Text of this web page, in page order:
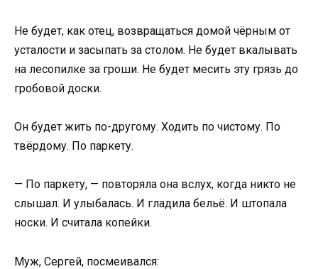
Не будет, как отец, возвращаться домой чёрным от
усталости и засыпать за столом. Не будет вкалывать
на лесопилке за гроши. Не будет месить эту грязь до
гробовой доски.
Он будет жить по-другому. Ходить по чистому. По
твёрдому. По паркету.
— По паркету, — повторяла она вслух, когда никто не
слышал. И улыбалась. И гладила бельё. И штопала
носки. И считала копейки.
Муж, Сергей, посмеивался: